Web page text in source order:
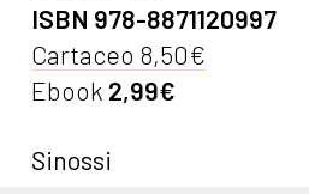
ISBN 978-8871120997
Cartaceo 8,50€
Ebook 2,99€
Sinossi